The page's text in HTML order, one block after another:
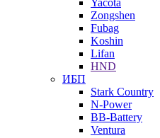
Yacota
Zongshen
Fubag
Koshin
Lifan
HND
ИБП
Stark Country
N-Power
BB-Battery
Ventura